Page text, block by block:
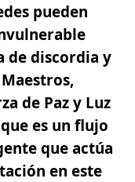
pueden
de discordia y
de Paz y Luz
es un flujo
que actúa
en este